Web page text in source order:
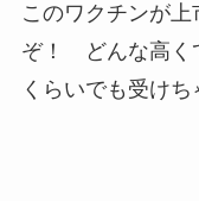
このワクチンが
ぞ！ どんな高く
くらいでも受けち